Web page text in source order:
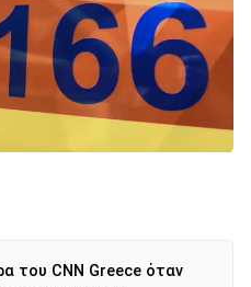
του CNN Greece όταν